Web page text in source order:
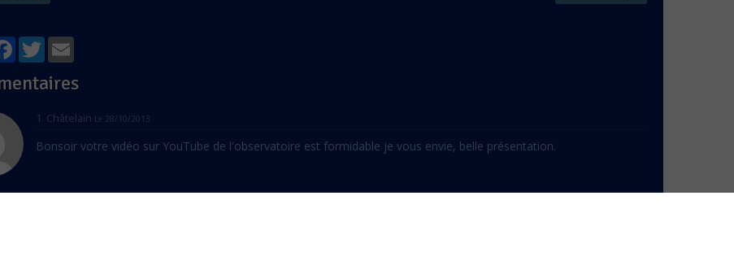
Facebook
TwitterEmail
1. Châtelain Le 28/10/2013
Bonsoir votre vidéo sur YouTube de l'observatoire est formidable je vous envie, belle présentation.